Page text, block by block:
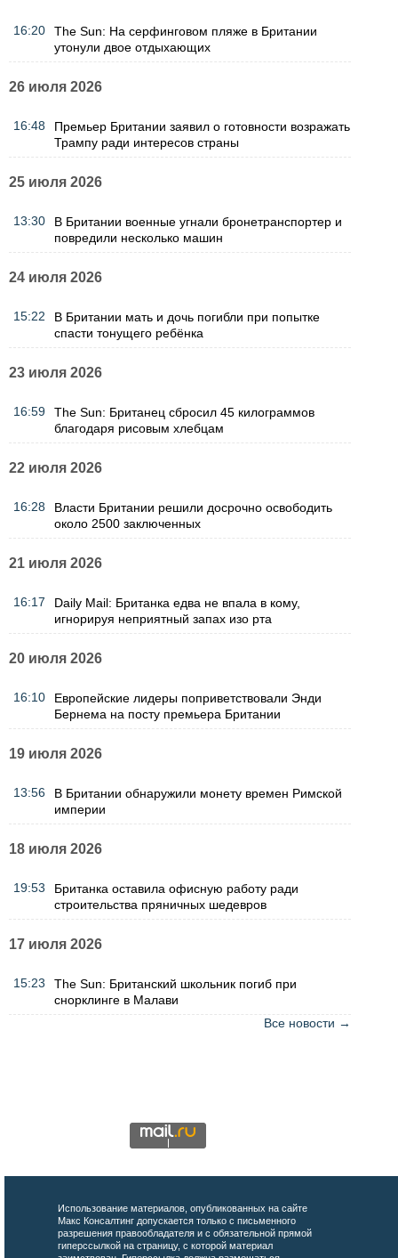
16:20
The Sun: На серфинговом пляже в Британии
утонули двое отдыхающих
26 июля 2026
16:48
Премьер Британии заявил о готовности возражать
Трампу ради интересов страны
25 июля 2026
13:30
В Британии военные угнали бронетранспортер и
повредили несколько машин
24 июля 2026
15:22
В Британии мать и дочь погибли при попытке
спасти тонущего ребёнка
23 июля 2026
16:59
The Sun: Британец сбросил 45 килограммов
благодаря рисовым хлебцам
22 июля 2026
16:28
Власти Британии решили досрочно освободить
около 2500 заключенных
21 июля 2026
16:17
Daily Mail: Британка едва не впала в кому,
игнорируя неприятный запах изо рта
20 июля 2026
16:10
Европейские лидеры поприветствовали Энди
Бернема на посту премьера Британии
19 июля 2026
13:56
В Британии обнаружили монету времен Римской
империи
18 июля 2026
19:53
Британка оставила офисную работу ради
строительства пряничных шедевров
17 июля 2026
15:23
The Sun: Британский школьник погиб при
снорклинге в Малави
Все новости →
Использование материалов, опубликованных на сайте
Макс Консалтинг допускается только с письменного
разрешения правообладателя и с обязательной прямой
гиперссылкой на страницу, с которой материал